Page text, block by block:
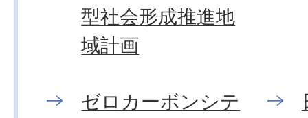
型社会形成推進地
域計画
ゼロカーボンシテ